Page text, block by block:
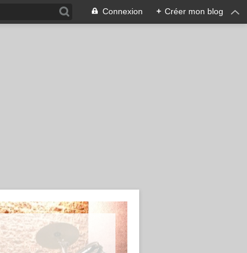
Connexion + Créer mon blog